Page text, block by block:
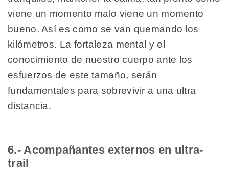
viene un momento malo viene un momento
bueno. Así es como se van quemando los
kilómetros. La fortaleza mental y el
conocimiento de nuestro cuerpo ante los
esfuerzos de este tamaño, serán
fundamentales para sobrevivir a una ultra
distancia.
6.- Acompañantes externos en ultra-
trail